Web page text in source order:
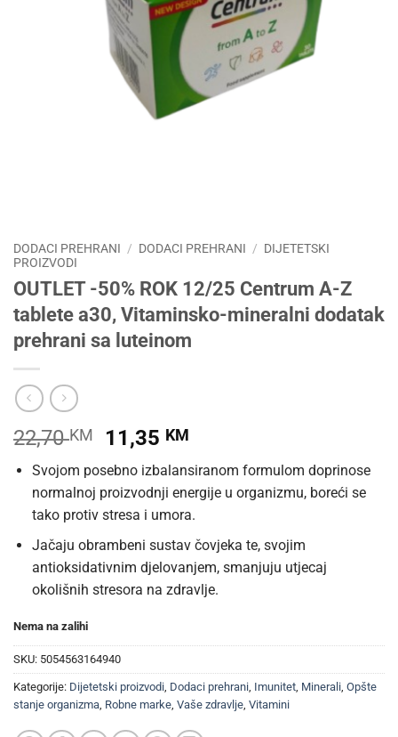
DODACI PREHRANI / DODACI PREHRANI / DIJETETSKI
PROIZVODI
OUTLET -50% ROK 12/25 Centrum A-Z
tablete a30, Vitaminsko-mineralni dodatak
prehrani sa luteinom
22,70KM
Izvorna
cijena
bila
je:
22,70 KM.
11,35 KM
cijena
je:
11,35 KM.
Svojom posebno izbalansiranom formulom doprinose
normalnoj proizvodnji energije u organizmu, boreći se
tako protiv stresa i umora.
Jačaju obrambeni sustav čovjeka te, svojim
antioksidativnim djelovanjem, smanjuju utjecaj
okolišnih stresora na zdravlje.
Nema na zalihi
SKU: 5054563164940
Kategorije: Dijetetski proizvodi Dodaci prehrani Imunitet Minerali Opšte
stanje organizma Robne marke Vaše zdravlje Vitamini